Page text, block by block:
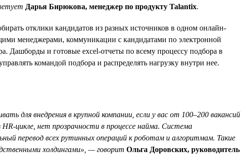
Дарья Бирюкова, менеджер по продукту Talantix.
отклики кандидатов из разных источников в одном онлайн-
менеджерами, коммуникации с кандидатами по электронной
Дашборды и готовые excel-отчеты по всему процессу подбора в
командой подбора и распределять нагрузку внутри нее.
для внедрения в крупной компании, если у вас от 100–200 вакансий
цикле, нет прозрачности в процессе найма. Система
перевод всех рутинных операций к роботам и алгоритмам. Такие
холдингами», — говорит Ольга Доровских, руководитель